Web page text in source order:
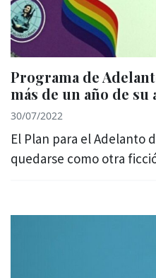
Programa de
más de un año de su
30/07/2022
El Plan para el Adelanto
quedarse como otra